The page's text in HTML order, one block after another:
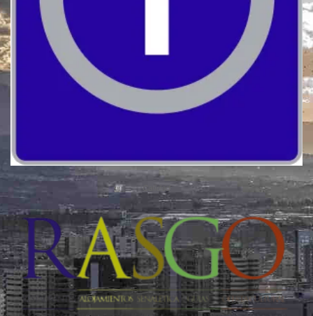
Calidad